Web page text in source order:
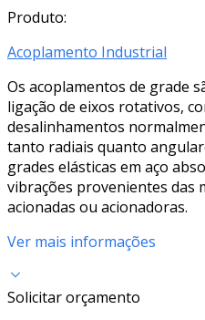
Produto:
Acoplamento Industrial
Os acoplamentos de grade
ligação de eixos rotativos,
desalinhamentos
tanto radiais quanto
grades elásticas em aço
vibrações provenientes das
acionadas ou acionadoras.
Ver mais informações
Solicitar orçamento